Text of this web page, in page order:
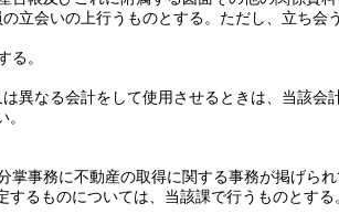
立会いの上行うものとする。 ただし、立ち会
る。
異なる会計をして使用させるときは、当該会
掌事務に不動産の取得に関する事務が掲げら
るものについては、当該課で行うものとする